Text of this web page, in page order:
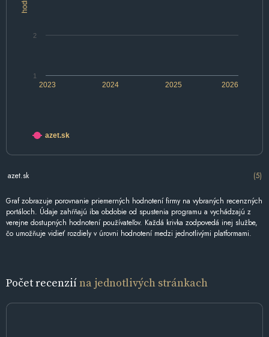
2023 2024 2025 2026
1
2
azet.sk
azet.sk (5)
Graf zobrazuje porovnanie priemerných hodnotení firmy na vybraných recenzných
portáloch. Údaje zahŕňajú iba obdobie od spustenia programu a vychádzajú z
verejne dostupných hodnotení používateľov. Každá krivka zodpovedá inej službe,
čo umožňuje vidieť rozdiely v úrovni hodnotení medzi jednotlivými platformami.
Počet recenziína jednotlivých stránkach